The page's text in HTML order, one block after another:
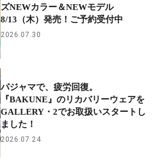
ズNEWカラー＆NEWモデル
8/13（木）発売！ご予約受付中
2026.07.30
パジャマで、疲労回復。
『BAKUNE』のリカバリーウェアを
GALLERY・2でお取扱いスタートし
ました！
2026.07.24